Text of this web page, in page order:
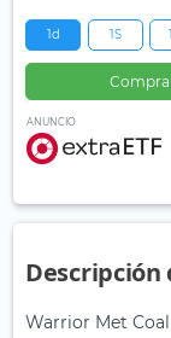
1d 1S
ANUNCIO
Descripción
Warrior Met